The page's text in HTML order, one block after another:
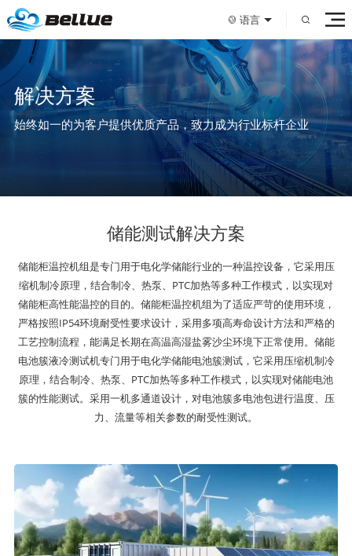
语言
解决方案
始终如一的为客户提供优质产品，致力成为行业标杆企业
储能测试解决方案
储能柜温控机组是专门用于电化学储能行业的一种温控设备，它采用压
缩机制冷原理，结合制冷、热泵、PTC加热等多种工作模式，以实现对
储能柜高性能温控的目的。储能柜温控机组为了适应严苛的使用环境，
严格按照IP54环境耐受性要求设计，采用多项高寿命设计方法和严格的
工艺控制流程，能满足长期在高温高湿盐雾沙尘环境下正常使用。储能
电池簇液冷测试机专门用于电化学储能电池簇测试，它采用压缩机制冷
原理，结合制冷、热泵、PTC加热等多种工作模式，以实现对储能电池
簇的性能测试。采用一机多通道设计，对电池簇多电池包进行温度、压
力、流量等相关参数的耐受性测试。